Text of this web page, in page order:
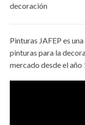
decoración
Pinturas JAFEP es
pinturas para la
mercado desde el año